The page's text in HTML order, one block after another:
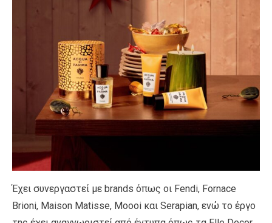
Έχει συνεργαστεί με brands όπως οι Fendi, Fornace
Brioni, Maison Matisse, Moooi και Serapian, ενώ το έργο